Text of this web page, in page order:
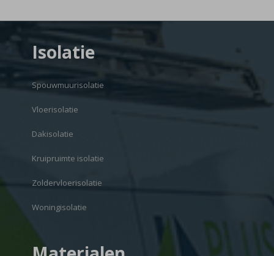
Isolatie
Spouwmuurisolatie
Vloerisolatie
Dakisolatie
Kruipruimte isolatie
Zoldervloerisolatie
Woningisolatie